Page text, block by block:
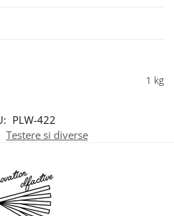
1 kg
PLW-422
Testere si diverse